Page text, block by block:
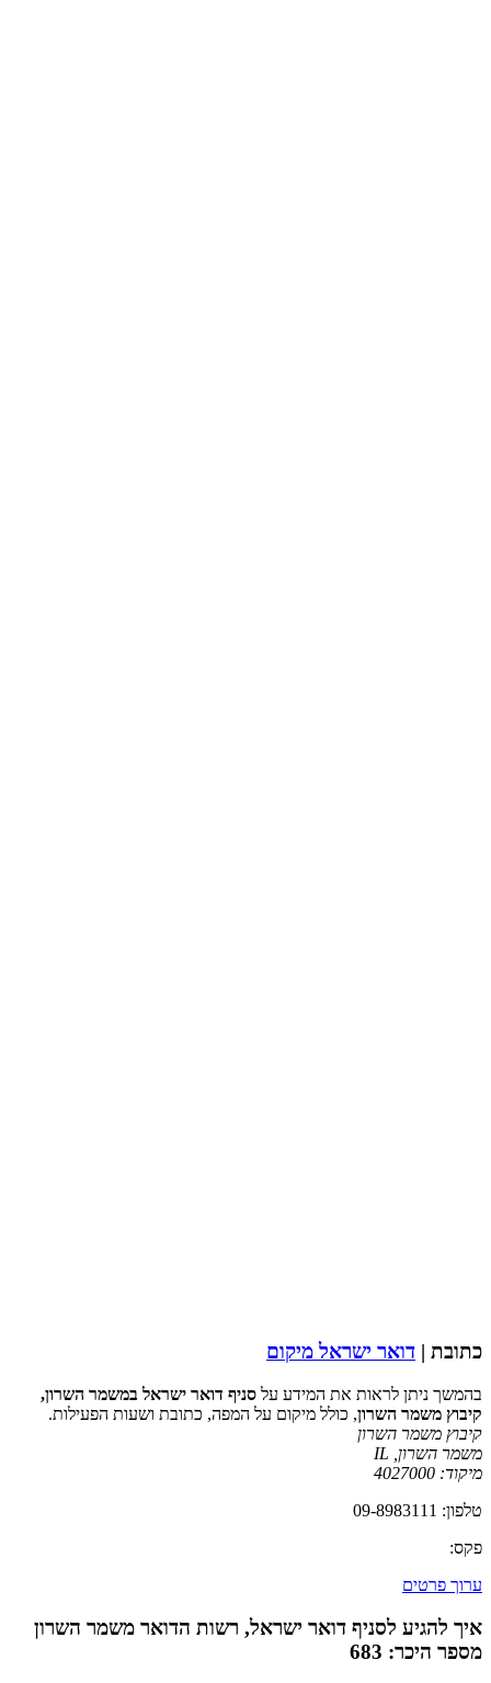
כתובת | דואר ישראל מיקום
בהמשך ניתן לראות את המידע על סניף דואר ישראל במשמר השרון,
קיבוץ משמר השרון, כולל מיקום על המפה, כתובת ושעות הפעילות.
קיבוץ משמר השרון
משמר השרון IL
מיקוד: 4027000
טלפון: 09-8983111
פקס:
ערוך פרטים
איך להגיע לסניף דואר ישראל, רשות הדואר משמר השרון
מספר היכר: 683